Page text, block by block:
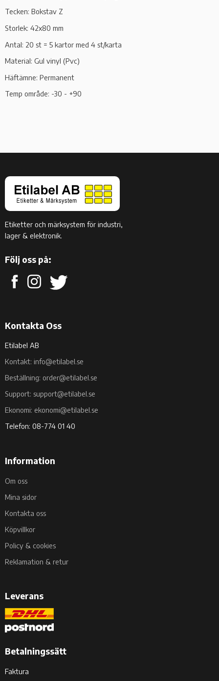
Tecken: Bokstav Z
Storlek: 42x80 mm
Antal: 20 st = 5 kartor med 4 st/karta
Material: Gul vinyl (Pvc)
Häftämne: Permanent
Temp område: -30 - +90
Etiketter och märksystem för industri,
lager & elektronik.
Följ oss på:
Kontakta Oss
Etilabel AB
Kontakt: info@etilabel.se
Beställning: order@etilabel.se
Support: support@etilabel.se
Ekonomi: ekonomi@etilabel.se
Telefon: 08-774 01 40
Information
Om oss
Mina sidor
Kontakta oss
Köpvillkor
Policy & cookies
Reklamation & retur
Leverans
Betalningssätt
Faktura